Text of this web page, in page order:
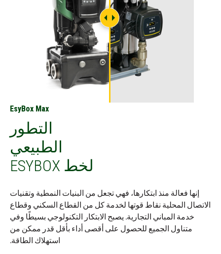
EsyBox Max
التطور
الطبيعي
لخط ESYBOX
إنها فعالة منذ ابتكارها، فهي تجعل من البنيات النمطية وتقنيات
الاتصال المحلية نقاط قوتها لخدمة كل من القطاع السكني وقطاع
خدمة المباني التجارية. يصبح الابتكار التكنولوجي بسيطًا وفي
متناول الجميع للحصول على أقصى أداء بأقل قدر ممكن من
استهلاك الطاقة.